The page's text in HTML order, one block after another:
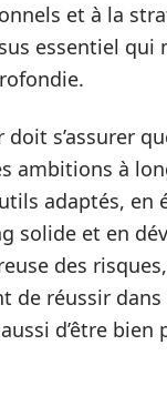
et à la
essentiel qui
doit s’assurer
ambitions à
adaptés, en
solide et en
des
de réussir
d’être bien